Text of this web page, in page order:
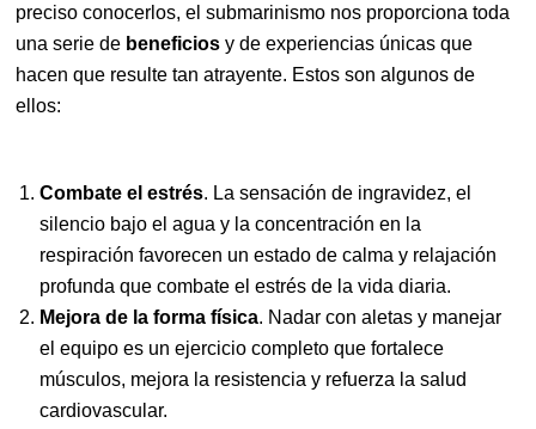
preciso conocerlos, el submarinismo nos proporciona toda
una serie de beneficios y de experiencias únicas que
hacen que resulte tan atrayente. Estos son algunos de
ellos:
Combate el estrés. La sensación de ingravidez, el
silencio bajo el agua y la concentración en la
respiración favorecen un estado de calma y relajación
profunda que combate el estrés de la vida diaria.
Mejora de la forma física. Nadar con aletas y manejar
el equipo es un ejercicio completo que fortalece
músculos, mejora la resistencia y refuerza la salud
cardiovascular.